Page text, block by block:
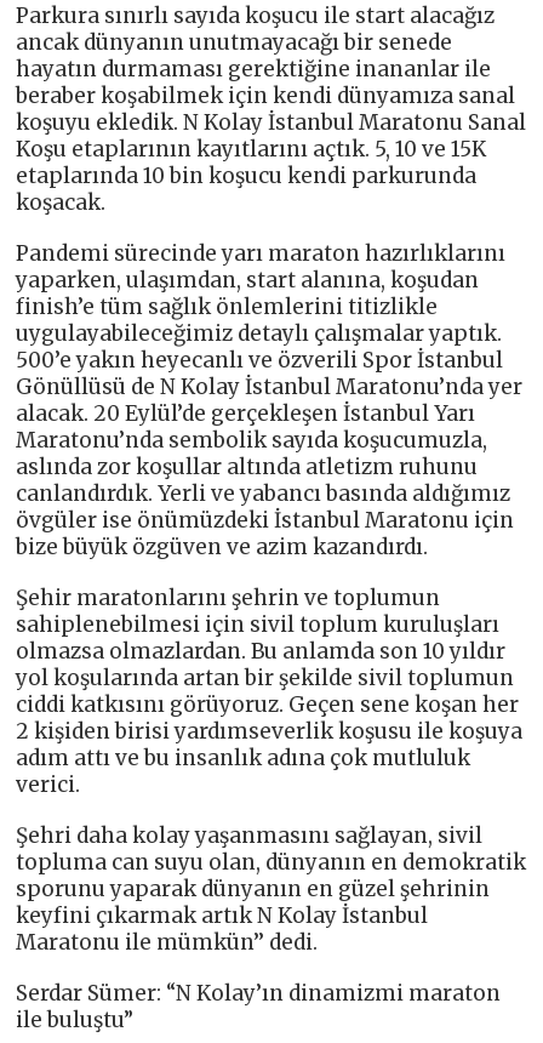
Parkura sınırlı sayıda koşucu ile start alacağız
ancak dünyanın unutmayacağı bir senede
hayatın durmaması gerektiğine inananlar ile
beraber koşabilmek için kendi dünyamıza sanal
koşuyu ekledik. N Kolay İstanbul Maratonu Sanal
Koşu etaplarının kayıtlarını açtık. 5, 10 ve 15K
etaplarında 10 bin koşucu kendi parkurunda
koşacak.
Pandemi sürecinde yarı maraton hazırlıklarını
yaparken, ulaşımdan, start alanına, koşudan
finish’e tüm sağlık önlemlerini titizlikle
uygulayabileceğimiz detaylı çalışmalar yaptık.
500’e yakın heyecanlı ve özverili Spor İstanbul
Gönüllüsü de N Kolay İstanbul Maratonu’nda yer
alacak. 20 Eylül’de gerçekleşen İstanbul Yarı
Maratonu’nda sembolik sayıda koşucumuzla,
aslında zor koşullar altında atletizm ruhunu
canlandırdık. Yerli ve yabancı basında aldığımız
övgüler ise önümüzdeki İstanbul Maratonu için
bize büyük özgüven ve azim kazandırdı.
Şehir maratonlarını şehrin ve toplumun
sahiplenebilmesi için sivil toplum kuruluşları
olmazsa olmazlardan. Bu anlamda son 10 yıldır
yol koşularında artan bir şekilde sivil toplumun
ciddi katkısını görüyoruz. Geçen sene koşan her
2 kişiden birisi yardımseverlik koşusu ile koşuya
adım attı ve bu insanlık adına çok mutluluk
verici.
Şehri daha kolay yaşanmasını sağlayan, sivil
topluma can suyu olan, dünyanın en demokratik
sporunu yaparak dünyanın en güzel şehrinin
keyfini çıkarmak artık N Kolay İstanbul
Maratonu ile mümkün’’ dedi.
Serdar Sümer: “N Kolay’ın dinamizmi maraton
ile buluştu”